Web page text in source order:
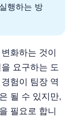
행하는 방
화하는 것이
요구하는 도
험이 팀장 역
될 수 있지만,
필요로 합니